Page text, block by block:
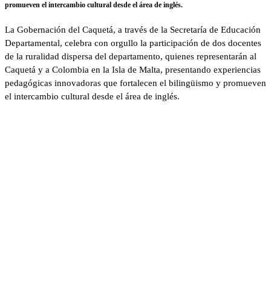
promueven el intercambio cultural desde el área de inglés.
La Gobernación del Caquetá, a través de la Secretaría de Educación
Departamental, celebra con orgullo la participación de dos docentes
de la ruralidad dispersa del departamento, quienes representarán al
Caquetá y a Colombia en la Isla de Malta, presentando experiencias
pedagógicas innovadoras que fortalecen el bilingüismo y promueven
el intercambio cultural desde el área de inglés.